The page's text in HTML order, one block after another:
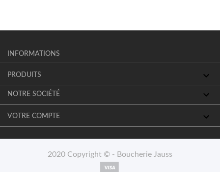
INFORMATIONS
PRODUITS 
NOTRE SOCIÉTÉ 
VOTRE COMPTE 
2020 Copyright © - Boucherie Jauss